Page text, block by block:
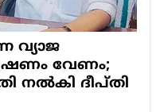
വ്യാജ
വേണം;
നൽകി ദീപ്തി